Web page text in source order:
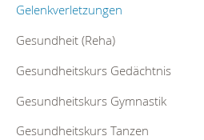
Gelenkverletzungen
Gesundheit (Reha)
Gesundheitskurs Gedächtnis
Gesundheitskurs Gymnastik
Gesundheitskurs Tanzen